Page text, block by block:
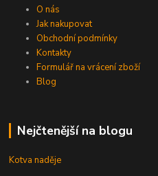
O nás
Jak nakupovat
Obchodní podmínky
Kontakty
Formulář na vrácení zboží
Blog
Nejčtenější na blogu
Kotva naděje